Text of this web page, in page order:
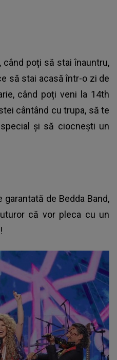
când poți să stai înauntru,
să stai acasă într-o zi de
când poți veni la 14th
cântând cu trupa, să te
și să ciocnești un
de Bedda Band,
că vor pleca cu un